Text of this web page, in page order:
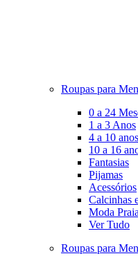
Roupas para
0 a 24
1 a 3 Anos
4 a 10 anos
10 a 16
Fantasias
Pijamas
Acessórios
Calcinhas
Moda Praia
Ver Tudo
Roupas para